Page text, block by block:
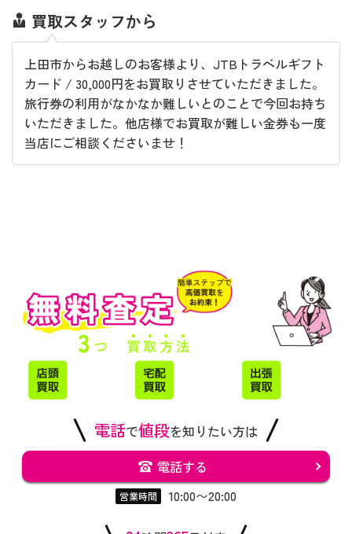
買取スタッフから
上田市からお越しのお客様より、JTBトラベルギフト
カード / 30,000円をお買取りさせていただきました。
旅行券の利用がなかなか難しいとのことで今回お持ち
いただきました。他店様でお買取が難しい金券も一度
当店にご相談くださいませ！
電話で値段を知りたい方は
電話する
営業時間 10:00〜20:00